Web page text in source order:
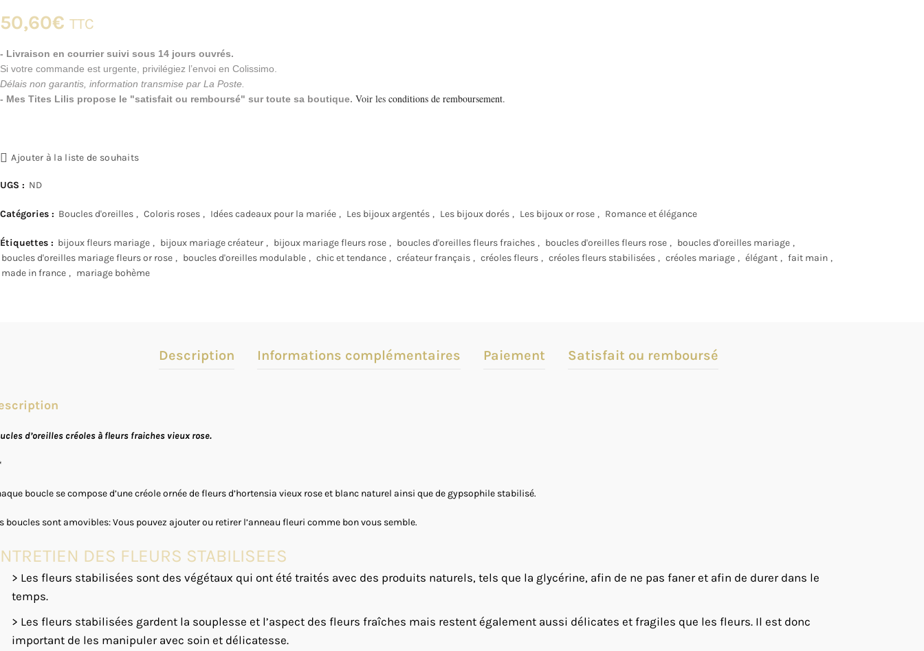
50,60€ TTC
- Livraison en courrier suivi sous 14 jours ouvrés.
Si votre commande est urgente, privilégiez l’envoi en Colissimo.
Délais non garantis, information transmise par La Poste.
- Mes Tites Lilis propose le "satisfait ou remboursé" sur toute sa boutique. Voir les conditions de remboursement.
Ajouter à la liste de souhaits
UGS : ND
Catégories : Boucles d'oreilles , Coloris roses , Idées cadeaux pour la mariée , Les bijoux argentés , Les bijoux dorés , Les bijoux or rose , Romance et élégance
Étiquettes : bijoux fleurs mariage , bijoux mariage créateur , bijoux mariage fleurs rose , boucles d'oreilles fleurs fraiches , boucles d'oreilles fleurs rose , boucles d'oreilles mariage ,
boucles d'oreilles mariage fleurs or rose , boucles d'oreilles modulable , chic et tendance , créateur français , créoles fleurs , créoles fleurs stabilisées , créoles mariage , élégant , fait main ,
made in france , mariage bohème
Description Informations complémentaires Paiement Satisfait ou remboursé
d’oreilles créoles à fleurs fraiches vieux rose.
boucle se compose d’une créole ornée de fleurs d’hortensia vieux rose et blanc naturel ainsi que de gypsophile stabilisé.
boucles sont amovibles: Vous pouvez ajouter ou retirer l’anneau fleuri comme bon vous semble.
DES FLEURS STABILISEES
> Les fleurs stabilisées sont des végétaux qui ont été traités avec des produits naturels, tels que la glycérine, afin de ne pas faner et afin de durer dans le
temps.
> Les fleurs stabilisées gardent la souplesse et l’aspect des fleurs fraîches mais restent également aussi délicates et fragiles que les fleurs. Il est donc
important de les manipuler avec soin et délicatesse.